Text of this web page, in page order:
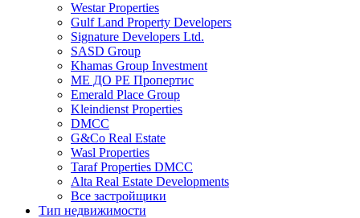
Westar Properties
Gulf Land Property Developers
Signature Developers Ltd.
SASD Group
Khamas Group Investment
МЕ ДО РЕ Пропертис
Emerald Place Group
Kleindienst Properties
DMCC
G&Co Real Estate
Wasl Properties
Taraf Properties DMCC
Alta Real Estate Developments
Все застройщики
Тип недвижимости